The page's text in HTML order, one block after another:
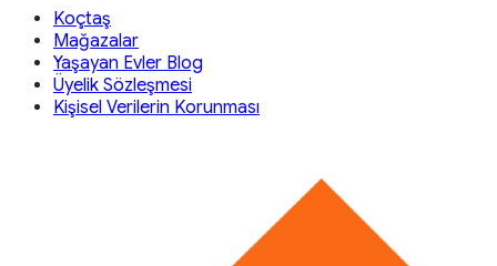
Koçtaş
Mağazalar
Yaşayan Evler Blog
Üyelik Sözleşmesi
Kişisel Verilerin Korunması